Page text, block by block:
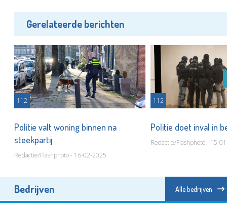
Gerelateerde berichten
112
Politie valt woning binnen na
steekpartij
Redactie/Flashphoto - 16-02-2025
112
Politie doet inval in
Redactie/Flashphoto - 15-
Bedrijven Alle bedrijven